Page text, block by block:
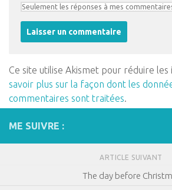
Ce site utilise Akismet pour réduire les
savoir plus sur la façon dont les
commentaires sont traitées.
ME SUIVRE :
ARTICLE SUIVANT
The day before